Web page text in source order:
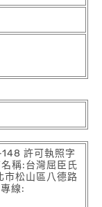
許可執照字
稱:台灣屈臣氏
市松山區八德路
線: